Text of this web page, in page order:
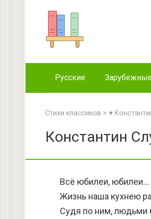
Русские
Стихи классиков > ♥
Константин
Всё юбилеи, юбилеи…
Жизнь наша кухнею
Судя по ним, людьми